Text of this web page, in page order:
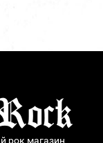
рок магазин